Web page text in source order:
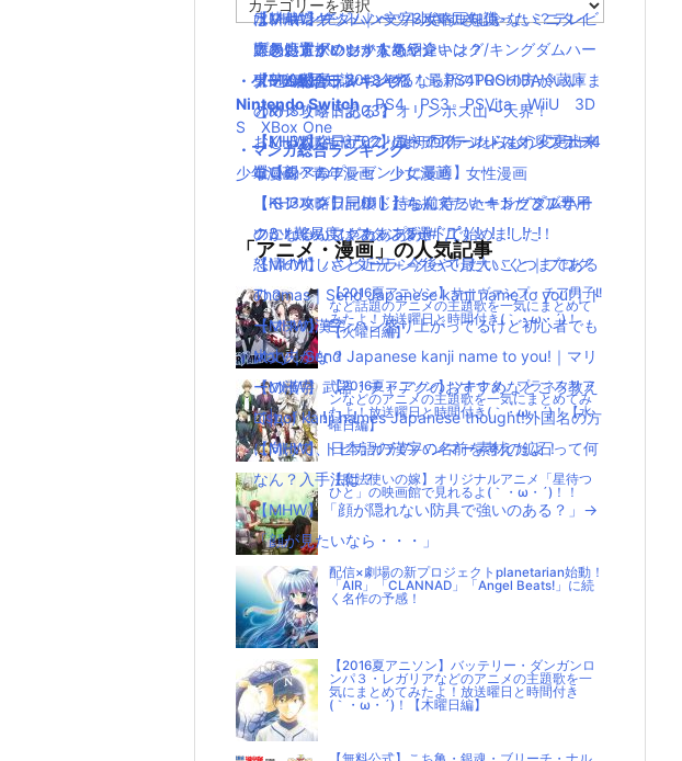
【MHW】モンハン文字小さすぎじゃない？テレビ
大きい方がいいかな？
【MHW】モンハンやるならPS4PROの方がいい
の？メリットある？
【MHW】キャラクリは一回作ったらもう変更出来
ないの？
【モンハンワールド】なんでフィードだとブサイ
クになるんじゃああああ(#ﾟДﾟ)！！！！！
【MHW】ハンターランクって最大いくつまである
の？
【MHW】モンハン盛り上がってるけど初心者でも
大丈夫かな？
【MHW】武器：チャアクのおすすめなところ教え
て|д･) ！！！！
【MHW】トビカガチのハンマー素材の鉱石って何
なん？入手法は？
【MHW】「顔が隠れない防具で強いのある？」→
「顔が見たいなら・・・」
水耕栽培キット｜ペットボトルを使ったミニタイ
プのおすすめセットを紹介
東芝冷蔵庫｜2018年版！最新のTOSHIBA冷蔵庫ま
とめ
おしゃれなデザインのペアステンレスタンブラー4
選【親へのプレゼントに最適】
【ペアマグ】同棲したら揃えたい！カップル専用
のかわいいマグカップ5選
ランキング
応急処置グッツ／人気ランキング
は？/キングダムハーツ3攻略豆知識
難易度選択のおすすめや違いは？/キングダムハー
ツ3攻略豆知識
【KH3攻略日記03】オリンポス山〜天界！
【KH3攻略日記02】最初のワールドはオリンポス
コロシアム！
【KH3攻略日記01】待ちに待ったキングダムハー
ツ3！難易度はスタンダードで始めました！
怒濤の忙しさと近況＋今後やりたいこと｜ブログ
Thomas｜Send Japanese kanji name to you!｜ト
ーマスの漢字
Mary｜Send Japanese kanji name to you!｜マリ
ーの漢字
List of kanji names Japanese thought!外国名の方
に向けて、日本語の漢字の名前を考えたよ！
テ
・ゲーム総合ランキング
Nintendo Switch
PS4 PS3 PSVita WiiU
3D
S
XBox One
・マンガ総合ランキング
少年漫画
青年漫画 少女漫画 女性漫画
「アニメ・漫画」の人気記事
【2016夏アニソン】サーヴァンプ・チア男子!!
など話題のアニメの主題歌を一気にまとめて
みたよ！放送曜日と時間付き(｀・ω・´)！
【火曜日編】
【2016夏アニソン】ツキウタ。プラネタリア
ンなどのアニメの主題歌を一気にまとめてみ
たよ！放送曜日と時間付き(｀・ω・´)！【水
曜日編】
【魔法使いの嫁】オリジナルアニメ「星待つ
ひと」の映画館で見れるよ(｀・ω・´)！！
配信×劇場の新プロジェクトplanetarian始動！
「AIR」「CLANNAD」「Angel Beats!」に続
く名作の予感！
【2016夏アニソン】バッテリー・ダンガンロ
ンパ３・レガリアなどのアニメの主題歌を一
気にまとめてみたよ！放送曜日と時間付き
(｀・ω・´)！【木曜日編】